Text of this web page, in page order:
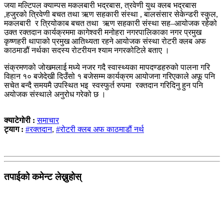
जया मल्टिपल क्याम्पस मकलबारी भद्रबास, त्रवेणी युथ क्लब भद्रबास
,हजुरको त्रिवेणी बचत तथा ऋण सहकारी संस्था , बालसंसार सेकेन्डरी स्कुल,
मकलबारी र त्रियोकाब बचत तथा ऋण सहकारी संस्था सह–आयोजक रहेको
उक्त रक्तदान कार्यक्रममा कागेश्वरी मनोहरा नगरपालिकाका नगर प्रमुख
कृष्णहरी थापाको प्रमुख आतिथ्यता रहने आयोजक संस्था रोटरी क्लब अफ
काठमाडौं नर्थका सदस्य रोटरीयन श्याम नगरकोटिले बताए ।
संक्रमणको जोखमलाई मध्ये नजर गदै स्वास्थ्यका मापदण्डहरुको पालना गरि
विहान १० बजेदेखी दिउँसो १ बजेसम्म कार्यक्रम आयोजना गरिएकाले अफू पनि
सचेत बन्दै समयमै उपस्थित भइ स्वस्फुर्त रुपमा रक्तदान गरिदिनु हुन पनि
अयोजक संस्थाले अनुरोध गरेको छ ।
क्याटेगोरी :समाचार
ट्याग : #रक्तदान, #रोटरी क्लब अफ काठमाडौं नर्थ
तपाईको कमेन्ट लेख्नुहोस्